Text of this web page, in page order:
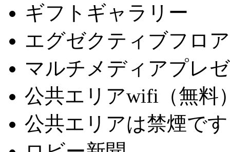
ギフトギャラリー
エグゼクティブフロア
マルチメディアプレ
公共エリアwifi（無料
公共エリアは禁煙です